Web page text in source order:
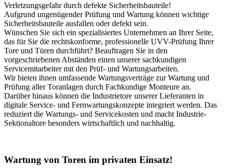
Verletzungsgefahr durch defekte Sicherheitsbauteile!
Aufgrund ungenügender Prüfung und Wartung können wichtige
Sicherheitsbauteile ausfallen oder defekt sein.
Wünschen Sie sich ein spezialisiertes Unternehmen an Ihrer Seite,
das für Sie die rechtskonforme, professionelle UVV-Prüfung Ihrer
Tore und Türen durchführt? Beauftragen Sie in den
vorgeschriebenen Abständen einen unserer sachkundigen
Servicemitarbeiter mit den Prüf- und Wartungsarbeiten.
Wir bieten ihnen umfassende Wartungsverträge zur Wartung und
Prüfung aller Toranlagen durch Fachkundige Monteure an.
Darüber hinaus können die Industrietore unserer Lieferanten in
digitale Service- und Fernwartungskonzepte integriert werden. Das
reduziert die Wartungs- und Servicekosten und macht Industrie-
Sektionaltore besonders wirtschaftlich und nachhaltig.
Wartung von Toren im privaten Einsatz!